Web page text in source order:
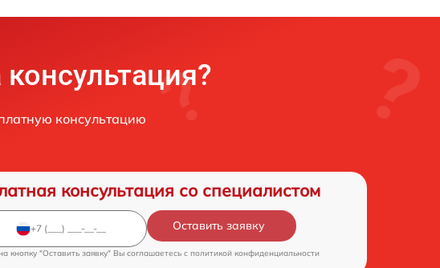
консультацию
консультация со специалистом
Оставить заявку
кнопку "Оставить заявку" Вы соглашаетесь c политикой конфиденциальности